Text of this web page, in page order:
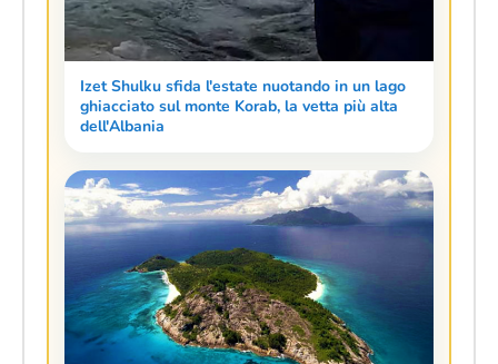
Izet Shulku sfida l'estate nuotando in un lago
ghiacciato sul monte Korab, la vetta più alta
dell'Albania